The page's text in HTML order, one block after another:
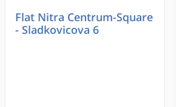
Flat Nitra Centrum-Square
- Sladkovicova 6